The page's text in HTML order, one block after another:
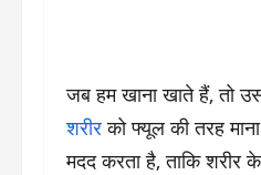
जब हम खाना खाते हैं, तो
शरीरको फ्यूल की तरह
मदद करता है, ताकि